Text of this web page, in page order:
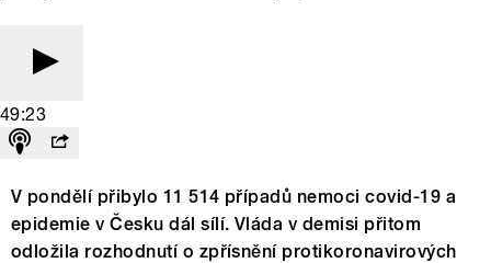
49:23
V pondělí přibylo 11 514 případů nemoci covid-19 a
epidemie v Česku dál sílí. Vláda v demisi přitom
odložila rozhodnutí o zpřísnění protikoronavirových